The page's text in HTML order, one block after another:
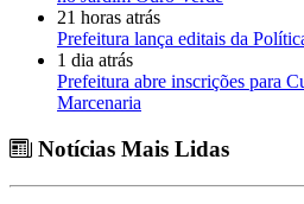
21 horas atrás
Prefeitura lança editais da
1 dia atrás
Prefeitura abre inscrições para
Marcenaria
Notícias Mais Lidas